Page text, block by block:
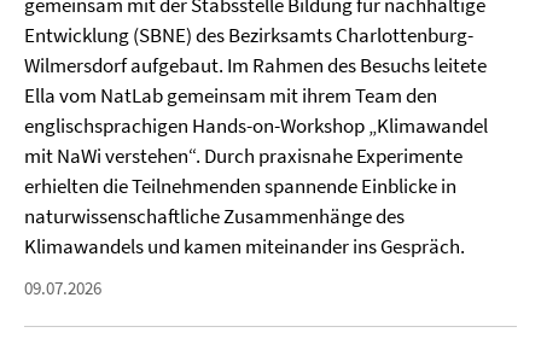
Entwicklung (SBNE) des Bezirksamts Charlottenburg-
Wilmersdorf aufgebaut. Im Rahmen des Besuchs leitete
Ella vom NatLab gemeinsam mit ihrem Team den
englischsprachigen Hands-on-Workshop „Klimawandel
mit NaWi verstehen“. Durch praxisnahe Experimente
erhielten die Teilnehmenden spannende Einblicke in
naturwissenschaftliche Zusammenhänge des
Klimawandels und kamen miteinander ins Gespräch.
09.07.2026